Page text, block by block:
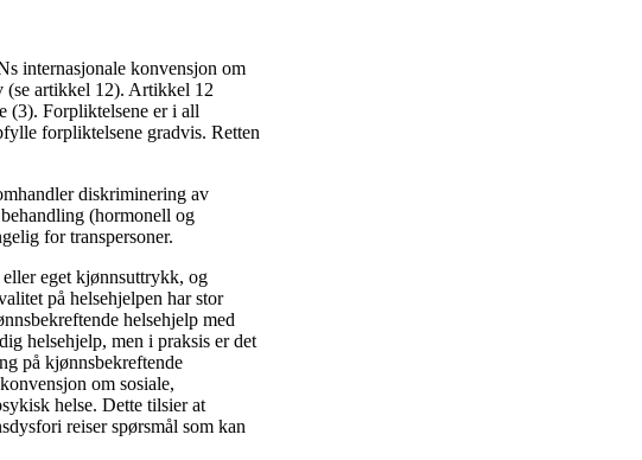
internasjonale konvensjon om
(se artikkel 12). Artikkel 12
(3). Forpliktelsene er i all
forpliktelsene gradvis. Retten
diskriminering av
(hormonell og
for transpersoner.
eget kjønnsuttrykk, og
på helsehjelpen har stor
helsehjelp med
helsehjelp, men i praksis er det
på kjønnsbekreftende
om sosiale,
helse. Dette tilsier at
reiser spørsmål som kan